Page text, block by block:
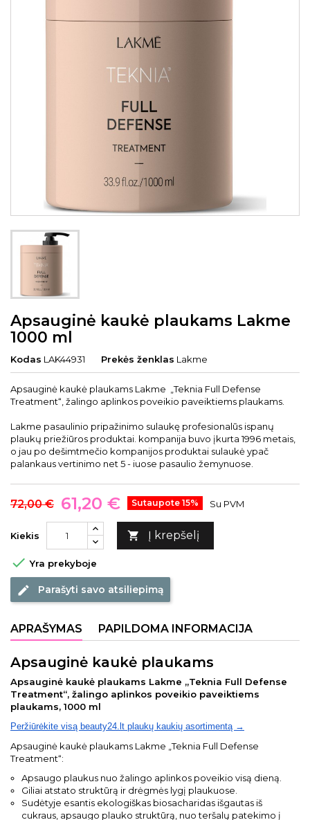
Apsauginė kaukė plaukams Lakme
1000 ml
Kodas LAK44931 Prekės ženklas Lakme
Apsauginė kaukė plaukams Lakme „Teknia Full Defense
Treatment“, žalingo aplinkos poveikio paveiktiems plaukams.
Lakme pasaulinio pripažinimo sulaukę profesionalūs ispanų
plaukų priežiūros produktai. kompanija buvo įkurta 1996 metais,
o jau po dešimtmečio kompanijos produktai sulaukė ypač
palankaus vertinimo net 5 - iuose pasaulio žemynuose.
72,00 € 61,20 € Sutaupote 15% Su PVM
Kiekis  Į krepšelį
 Yra prekyboje
edit Parašyti savo atsiliepimą
APRAŠYMAS PAPILDOMA INFORMACIJA
Apsauginė kaukė plaukams
Apsauginė kaukė plaukams Lakme „Teknia Full Defense
Treatment“, žalingo aplinkos poveikio paveiktiems
plaukams, 1000 ml
Peržiūrėkite visą beauty24.lt plaukų kaukių asortimentą →
Apsauginė kaukė plaukams Lakme „Teknia Full Defense
Treatment“:
Apsaugo plaukus nuo žalingo aplinkos poveikio visą dieną.
Giliai atstato struktūrą ir drėgmės lygį plaukuose.
Sudėtyje esantis ekologiškas biosacharidas išgautas iš
cukraus, apsaugo plauko struktūrą, nuo teršalų patekimo į